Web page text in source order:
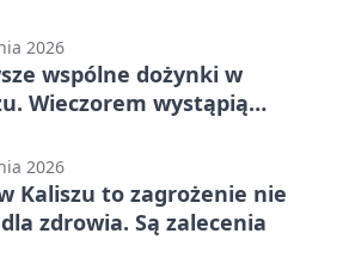
2026
wspólne dożynki w
Wieczorem wystąpią
2026
Kaliszu to zagrożenie nie
zdrowia. Są zalecenia